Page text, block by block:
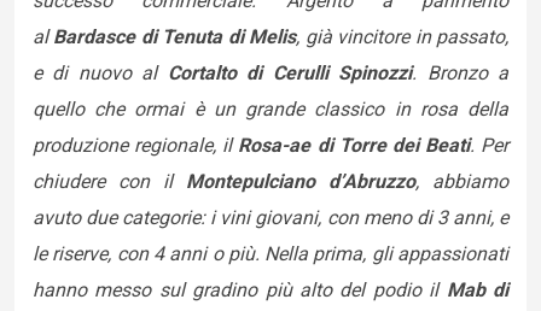
alBardasce di Tenuta di Melis, già vincitore in passato,
e di nuovo al Cortalto di Cerulli Spinozzi. Bronzo a
quello che ormai è un grande classico in rosa della
produzione regionale, il Rosa-ae di Torre dei Beati. Per
chiudere con il Montepulciano d’Abruzzo, abbiamo
avuto due categorie: i vini giovani, con meno di 3 anni, e
le riserve, con 4 anni o più. Nella prima, gli appassionati
hanno messo sul gradino più alto del podio il Mab di